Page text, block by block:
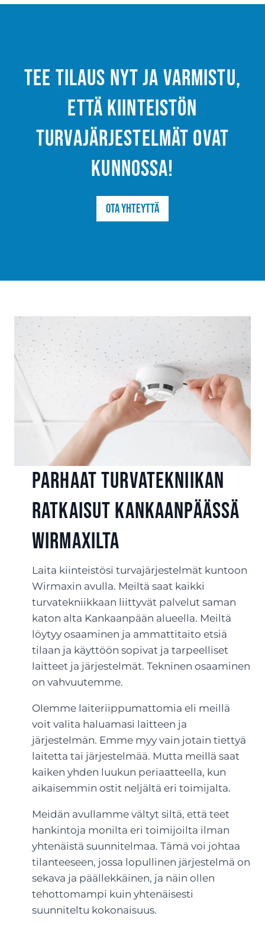
Tee tilaus nyt ja varmistu,
että kiinteistön
turvajärjestelmät ovat
kunnossa!
Ota yhteyttä
Parhaat turvatekniikan
ratkaisut Kankaanpäässä
Wirmaxilta
Laita kiinteistösi turvajärjestelmät kuntoon
Wirmaxin avulla. Meiltä saat kaikki
turvatekniikkaan liittyvät palvelut saman
katon alta Kankaanpään alueella. Meiltä
löytyy osaaminen ja ammattitaito etsiä
tilaan ja käyttöön sopivat ja tarpeelliset
laitteet ja järjestelmät. Tekninen osaaminen
on vahvuutemme.
Olemme laiteriippumattomia eli meillä
voit valita haluamasi laitteen ja
järjestelmän. Emme myy vain jotain tiettyä
laitetta tai järjestelmää. Mutta meillä saat
kaiken yhden luukun periaatteella, kun
aikaisemmin ostit neljältä eri toimijalta.
Meidän avullamme vältyt siltä, että teet
hankintoja monilta eri toimijoilta ilman
yhtenäistä suunnitelmaa. Tämä voi johtaa
tilanteeseen, jossa lopullinen järjestelmä on
sekava ja päällekkäinen, ja näin ollen
tehottomampi kuin yhtenäisesti
suunniteltu kokonaisuus.